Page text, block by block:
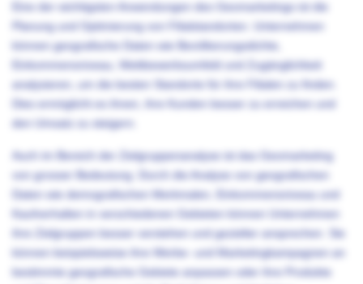
Eine der wichtigsten Anwendungen des Geomarketings ist die
Planung und Optimierung von Filialstandorten. Unternehmen
können geografische Daten wie Bevölkerungsdichte,
Einkommensniveau, Wettbewerbsumfeld und Zugänglichkeit
analysieren, um die besten Standorte für ihre Filialen zu finden.
Dies ermöglicht es ihnen, ihre Kunden besser zu erreichen und
den Umsatz zu steigern.
Auch im Bereich der Zielgruppenanalyse ist das Geomarketing
von grosser Bedeutung. Durch die Analyse von geografischen
Daten wie demografischen Merkmalen, Einkommensniveau und
Kaufverhalten in verschiedenen Gebieten können Unternehmen
ihre Zielgruppen besser verstehen und gezielter ansprechen. Sie
können beispielsweise ihre Werbe- und Marketingkampagnen an
bestimmte geografische Gebiete anpassen oder ihre Produkte